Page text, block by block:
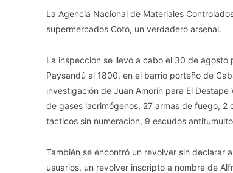
La Agencia Nacional de Materiales
supermercados Coto, un verdadero arsenal.
La inspección se llevó a cabo el 30 de
Paysandú al 1800, en el barrio porteño de
investigación de Juan Amorín para El
de gases lacrimógenos, 27 armas de fuego,
tácticos sin numeración, 9 escudos
También se encontró un revolver sin declarar
usuarios, un revolver inscripto a nombre de